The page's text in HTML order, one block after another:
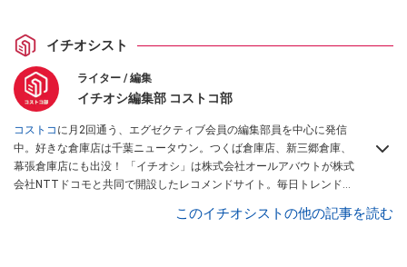
イチオシスト
ライター / 編集
イチオシ編集部 コストコ部
コストコ に月2回通う、エグゼクティブ会員の編集部員を中心に発信
中。好きな倉庫店は千葉ニュータウン。つくば倉庫店、新三郷倉庫、
幕張倉庫店にも出没！ 「イチオシ」は株式会社オールアバウトが株式
会社NTTドコモと共同で開設したレコメンドサイト。毎日トレンド情
このイチオシストの他の記事を読む